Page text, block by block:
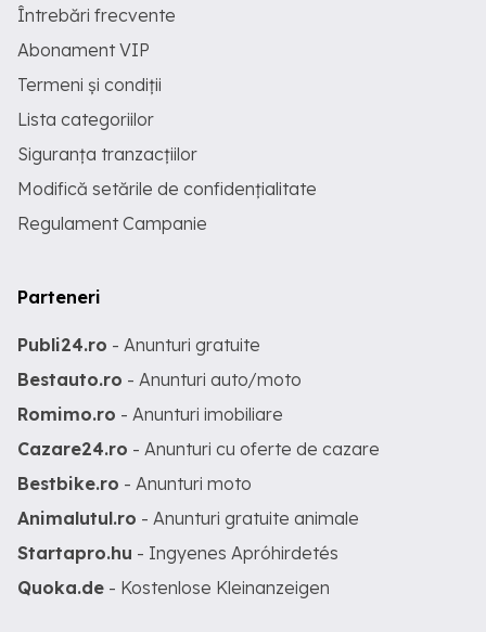
Întrebări frecvente
Abonament VIP
Termeni și condiții
Lista categoriilor
Siguranța tranzacțiilor
Modifică setările de confidențialitate
Regulament Campanie
Parteneri
Publi24.ro - Anunturi gratuite
Bestauto.ro - Anunturi auto/moto
Romimo.ro - Anunturi imobiliare
Cazare24.ro - Anunturi cu oferte de cazare
Bestbike.ro - Anunturi moto
Animalutul.ro - Anunturi gratuite animale
Startapro.hu - Ingyenes Apróhirdetés
Quoka.de - Kostenlose Kleinanzeigen